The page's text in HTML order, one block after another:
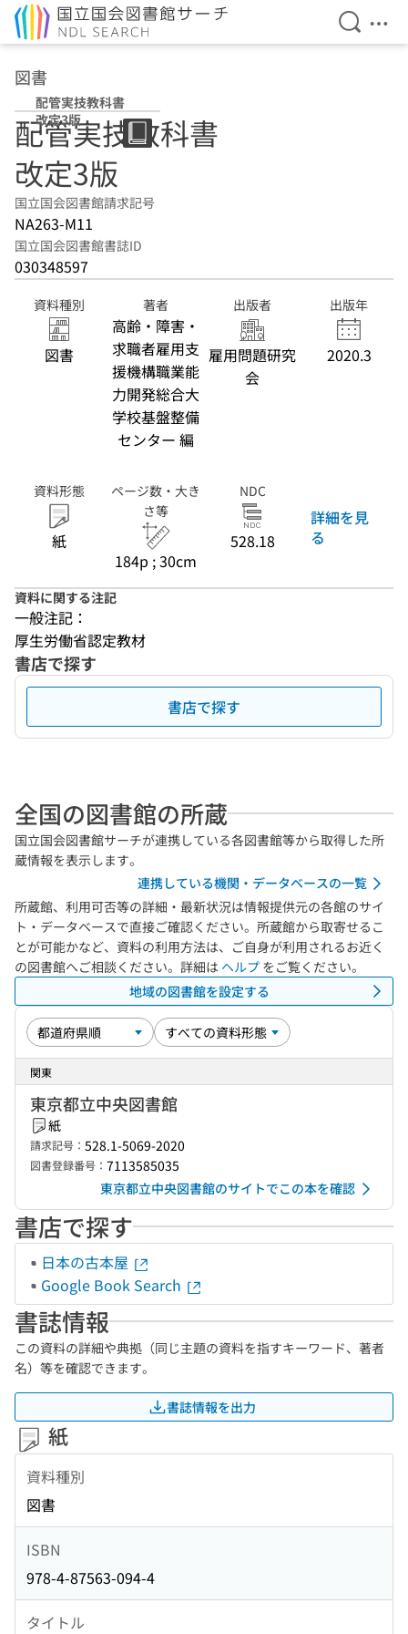
検索を
メ
図書
配管実技教科書
改定3版
配管実技教科書
改定3版
国立国会図書館請求記号
NA263-M11
国立国会図書館書誌ID
030348597
資料種別
図書
著者
高齢・障害・
求職者雇用支
援機構職業能
力開発総合大
学校基盤整備
センター 編
出版者
雇用問題研究
会
出版年
2020.3
資料形態
紙
ページ数・大き
さ等
184p ; 30cm
NDC
528.18
詳細を見
る
資料に関する注記
一般注記：
厚生労働省認定教材
書店で探す
書店で探す
全国の図書館の所蔵
国立国会図書館サーチが連携している各図書館等から取得した所
蔵情報を表示します。
連携している機関・データベースの一覧
所蔵館、利用可否等の詳細・最新状況は情報提供元の各館のサイ
ト・データベースで直接ご確認ください。所蔵館から取寄せるこ
とが可能かなど、資料の利用方法は、ご自身が利用されるお近く
の図書館へご相談ください。詳細は ヘルプ をご覧ください。
地域の図書館を設定する
関東
東京都立中央図書館
紙
請求記号： 528.1-5069-2020
図書登録番号： 7113585035
東京都立中央図書館のサイトでこの本を確認
書店で探す
日本の古本屋
Google Book Search
書誌情報
この資料の詳細や典拠（同じ主題の資料を指すキーワード、著者
名）等を確認できます。
書誌情報を出力
紙
資料種別
図書
ISBN
978-4-87563-094-4
タイトル